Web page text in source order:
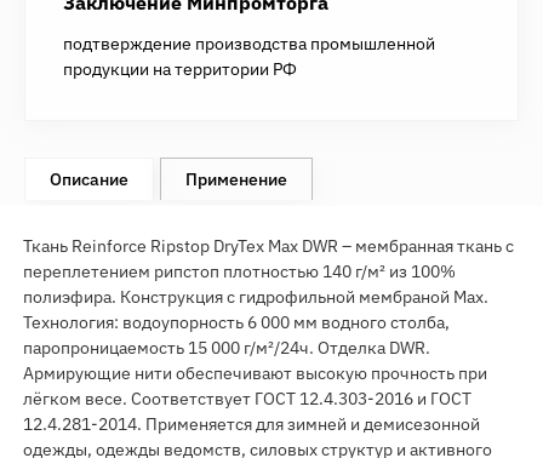
подтверждение производства промышленной
продукции на территории РФ
Описание Применение
Ткань Reinforce Ripstop DryTex Max DWR – мембранная ткань с
переплетением рипстоп плотностью 140 г/м² из 100%
полиэфира. Конструкция с гидрофильной мембраной Max.
Технология: водоупорность 6 000 мм водного столба,
паропроницаемость 15 000 г/м²/24ч. Отделка DWR.
Армирующие нити обеспечивают высокую прочность при
лёгком весе. Соответствует ГОСТ 12.4.303-2016 и ГОСТ
12.4.281-2014. Применяется для зимней и демисезонной
одежды, одежды ведомств, силовых структур и активного